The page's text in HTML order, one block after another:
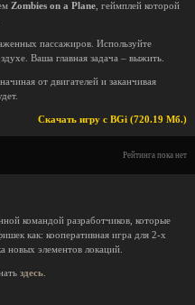
Zombies on a Plane , геймплей которой
пассажиров. Используйте
Ваша главная задача – выжить.
от двигателей и заканчивая
Скачать игру с BGi (720.19 Мб.)
Рейтинга пока нет
командой разработчиков, которые
как: кооперативная игра для 2-х
новых элементов локаций.
здесь